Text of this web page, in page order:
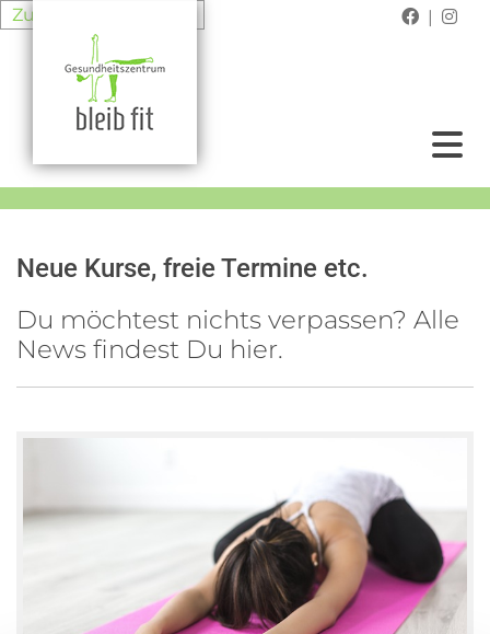
Zum Inhalt springen  | 
Neue Kurse, freie Termine etc.
Du möchtest nichts verpassen? Alle
News findest Du hier.